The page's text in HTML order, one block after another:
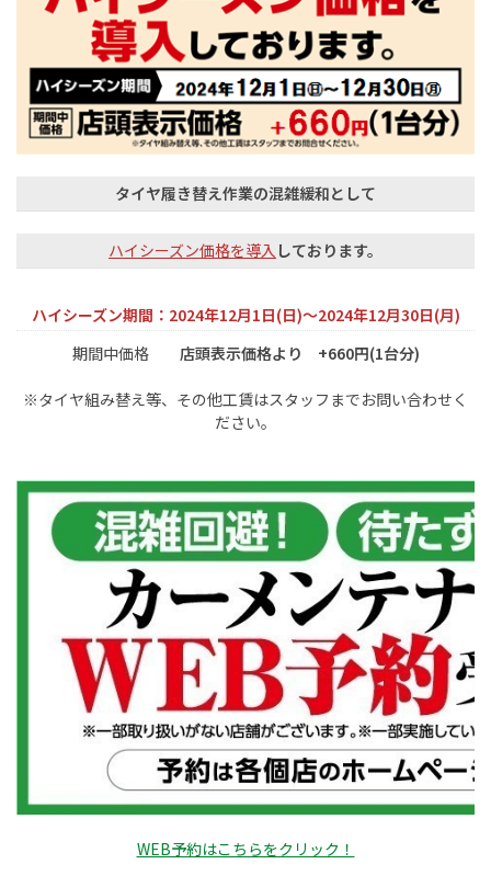
タイヤ履き替え作業の混雑緩和として
ハイシーズン価格を導入 しております。
ハイシーズン期間：2024年12月1日(日)～2024年12月30日(月)
期間中価格 店頭表示価格より +660円(1台分)
※タイヤ組み替え等、その他工賃はスタッフまでお問い合わせく
ださい。
WEB予約はこちらをクリック！